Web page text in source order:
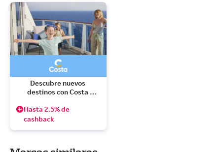
Descubre nuevos
destinos con Costa
Hasta 2.5% de
cashback